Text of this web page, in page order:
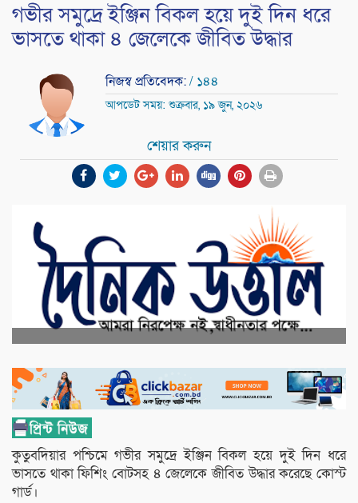
গভীর সমুদ্রে ইঞ্জিন বিকল হয়ে দুই দিন ধরে
ভাসতে থাকা ৪ জেলেকে জীবিত উদ্ধার
নিজস্ব প্রতিবেদক:/ ১৪৪
আপডেট সময়: শুক্রবার, ১৯ জুন, ২০২৬
শেয়ার করুন
কুতুবদিয়ার পশ্চিমে গভীর সমুদ্রে ইঞ্জিন বিকল হয়ে দুই দিন ধরে
ভাসতে থাকা ফিশিং বোটসহ ৪ জেলেকে জীবিত উদ্ধার করেছে কোস্ট
গার্ড।